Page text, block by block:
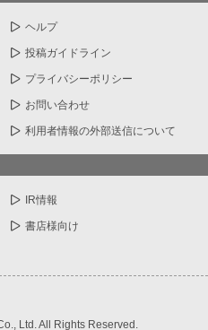
ヘルプ
投稿ガイドライン
プライバシーポリシー
お問い合わせ
利用者情報の外部送信について
IR情報
書店様向け
Ltd. All Rights Reserved.